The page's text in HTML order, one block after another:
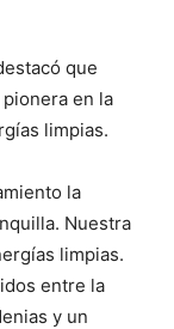
que
en la
limpias.
la
Nuestra
limpias.
entre la
y un